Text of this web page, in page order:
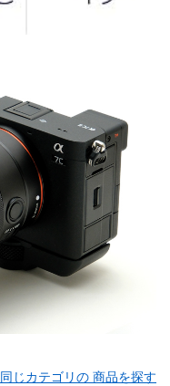
同じカテゴリの 商品を探す